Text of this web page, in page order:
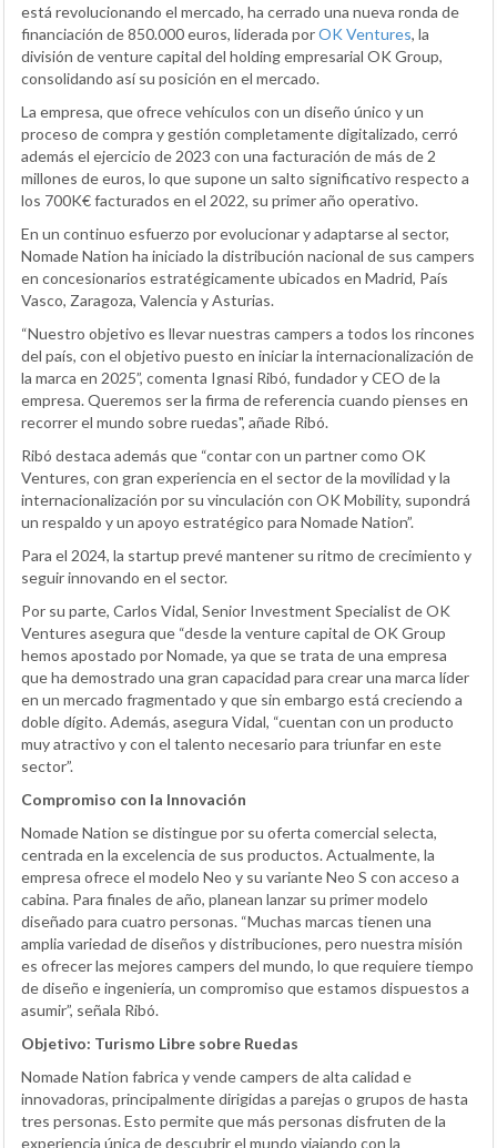
está revolucionando el mercado, ha cerrado una nueva ronda de
financiación de 850.000 euros, liderada porOK Ventures, la
división de venture capital del holding empresarial OK Group,
consolidando así su posición en el mercado.
La empresa, que ofrece vehículos con un diseño único y un
proceso de compra y gestión completamente digitalizado, cerró
además el ejercicio de 2023 con una facturación de más de 2
millones de euros, lo que supone un salto significativo respecto a
los 700K€ facturados en el 2022, su primer año operativo.
En un continuo esfuerzo por evolucionar y adaptarse al sector,
Nomade Nation ha iniciado la distribución nacional de sus campers
en concesionarios estratégicamente ubicados en Madrid, País
Vasco, Zaragoza, Valencia y Asturias.
“Nuestro objetivo es llevar nuestras campers a todos los rincones
del país, con el objetivo puesto en iniciar la internacionalización de
la marca en 2025”, comenta Ignasi Ribó, fundador y CEO de la
empresa. Queremos ser la firma de referencia cuando pienses en
recorrer el mundo sobre ruedas", añade Ribó.
Ribó destaca además que “contar con un partner como OK
Ventures, con gran experiencia en el sector de la movilidad y la
internacionalización por su vinculación con OK Mobility, supondrá
un respaldo y un apoyo estratégico para Nomade Nation”.
Para el 2024, la startup prevé mantener su ritmo de crecimiento y
seguir innovando en el sector.
Por su parte, Carlos Vidal, Senior Investment Specialist de OK
Ventures asegura que “desde la venture capital de OK Group
hemos apostado por Nomade, ya que se trata de una empresa
que ha demostrado una gran capacidad para crear una marca líder
en un mercado fragmentado y que sin embargo está creciendo a
doble dígito. Además, asegura Vidal, “cuentan con un producto
muy atractivo y con el talento necesario para triunfar en este
sector”.
Compromiso con la Innovación
Nomade Nation se distingue por su oferta comercial selecta,
centrada en la excelencia de sus productos. Actualmente, la
empresa ofrece el modelo Neo y su variante Neo S con acceso a
cabina. Para finales de año, planean lanzar su primer modelo
diseñado para cuatro personas. “Muchas marcas tienen una
amplia variedad de diseños y distribuciones, pero nuestra misión
es ofrecer las mejores campers del mundo, lo que requiere tiempo
de diseño e ingeniería, un compromiso que estamos dispuestos a
asumir”, señala Ribó.
Objetivo: Turismo Libre sobre Ruedas
Nomade Nation fabrica y vende campers de alta calidad e
innovadoras, principalmente dirigidas a parejas o grupos de hasta
tres personas. Esto permite que más personas disfruten de la
experiencia única de descubrir el mundo viajando con la